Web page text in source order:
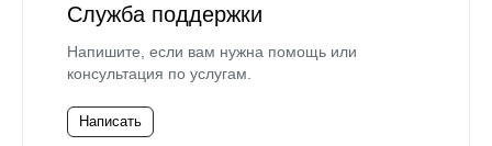
Служба поддержки
Напишите, если вам нужна помощь или
консультация по услугам.
Написать